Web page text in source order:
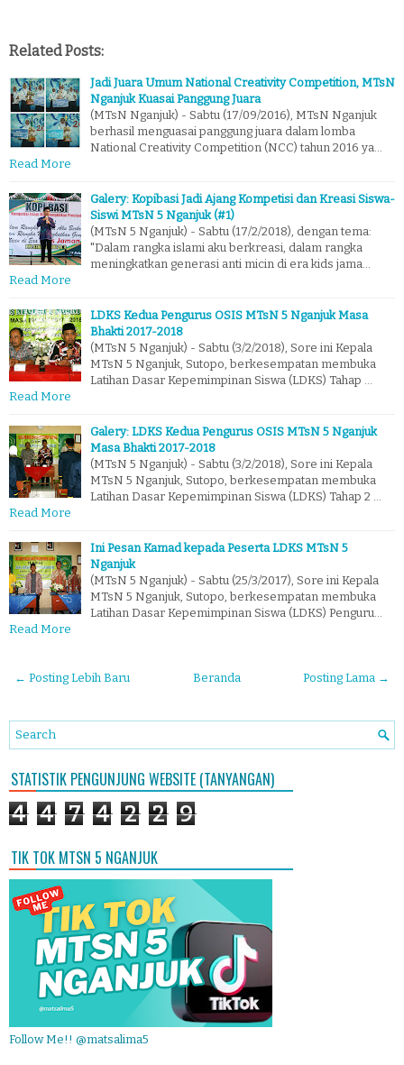
Related Posts:
Jadi Juara Umum National Creativity Competition, MTsN
Nganjuk Kuasai Panggung Juara
(MTsN Nganjuk) - Sabtu (17/09/2016), MTsN Nganjuk
berhasil menguasai panggung juara dalam lomba
National Creativity Competition (NCC) tahun 2016 ya…
Read More
Galery: Kopibasi Jadi Ajang Kompetisi dan Kreasi Siswa-
Siswi MTsN 5 Nganjuk (#1)
(MTsN 5 Nganjuk) - Sabtu (17/2/2018), dengan tema:
"Dalam rangka islami aku berkreasi, dalam rangka
meningkatkan generasi anti micin di era kids jama…
Read More
LDKS Kedua Pengurus OSIS MTsN 5 Nganjuk Masa
Bhakti 2017-2018
(MTsN 5 Nganjuk) - Sabtu (3/2/2018), Sore ini Kepala
MTsN 5 Nganjuk, Sutopo, berkesempatan membuka
Latihan Dasar Kepemimpinan Siswa (LDKS) Tahap …
Read More
Galery: LDKS Kedua Pengurus OSIS MTsN 5 Nganjuk
Masa Bhakti 2017-2018
(MTsN 5 Nganjuk) - Sabtu (3/2/2018), Sore ini Kepala
MTsN 5 Nganjuk, Sutopo, berkesempatan membuka
Latihan Dasar Kepemimpinan Siswa (LDKS) Tahap 2 …
Read More
Ini Pesan Kamad kepada Peserta LDKS MTsN 5
Nganjuk
(MTsN 5 Nganjuk) - Sabtu (25/3/2017), Sore ini Kepala
MTsN 5 Nganjuk, Sutopo, berkesempatan membuka
Latihan Dasar Kepemimpinan Siswa (LDKS) Penguru…
Read More
← Posting Lebih Baru Posting Lama →
Beranda
STATISTIK PENGUNJUNG WEBSITE (TANYANGAN)
4 4 7 4 2 2 9
TIK TOK MTSN 5 NGANJUK
Follow Me!! @matsalima5